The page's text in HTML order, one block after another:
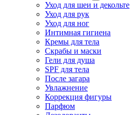
Уход для шеи и декольте
Уход для рук
Уход для ног
Интимная гигиена
Кремы для тела
Скрабы и маски
Гели для душа
SPF для тела
После загара
Увлажнение
Коррекция фигуры
Парфюм